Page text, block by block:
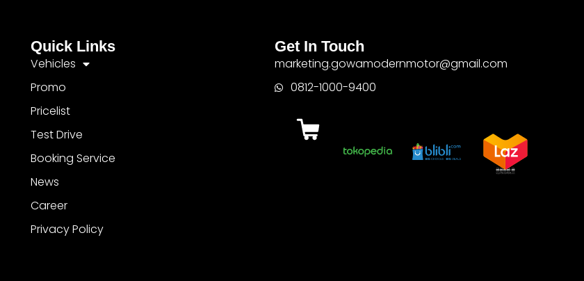
Quick Links
Vehicles
Promo
Pricelist
Test Drive
Booking Service
News
Career
Privacy Policy
Get In Touch
marketing.gowamodernmotor@gmail.com
0812-1000-9400